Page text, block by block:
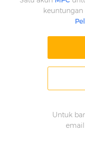
keuntungan
Untuk